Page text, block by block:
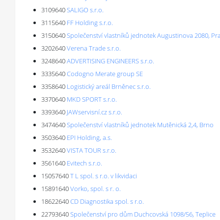
3109640SALIGO s.r.o.
3115640 FF Holding s.r.o.
3150640Společenství vlastníků jednotek Augustinova 2080,
3202640Verena Trade s.r.o.
3248640ADVERTISING ENGINEERS s.r.o.
3335640Codogno Merate group SE
3358640 Logistický areál Brněnec s.r.o.
3370640 MKD SPORT s.r.o.
3393640 JAWservisní.cz s.r.o.
3474640Společenství vlastníků jednotek Mutěnická 2,4, Brno
3503640 EPI Holding, a.s.
3532640VISTA TOUR s.r.o.
3561640 Evitech s.r.o.
15057640T L spol. s r.o. v likvidaci
15891640Vorko, spol. s r. o.
18622640CD Diagnostika spol. s r.o.
22793640Společenství pro dům Duchcovská 1098/56, Teplice